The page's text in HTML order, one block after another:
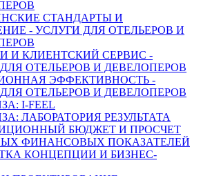
СТАНДАРТЫ И
- УСЛУГИ ДЛЯ ОТЕЛЬЕРОВ И
И КЛИЕНТСКИЙ СЕРВИС -
ОТЕЛЬЕРОВ И ДЕВЕЛОПЕРОВ
ЭФФЕКТИВНОСТЬ -
ОТЕЛЬЕРОВ И ДЕВЕЛОПЕРОВ
I-FEEL
ЛАБОРАТОРИЯ РЕЗУЛЬТАТА
БЮДЖЕТ И ПРОСЧЕТ
ФИНАНСОВЫХ ПОКАЗАТЕЛЕЙ
КОНЦЕПЦИИ И БИЗНЕС-